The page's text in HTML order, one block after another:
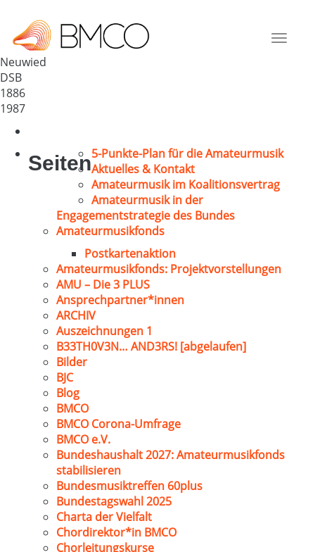
Toggle
Deutschland
56567
Neuwied
DSB
1886
1987
Seiten5-Punkte-Plan für die Amateurmusik
Aktuelles & Kontakt
Amateurmusik im Koalitionsvertrag
Amateurmusik in der
Engagementstrategie des Bundes
Amateurmusikfonds
Postkartenaktion
Amateurmusikfonds: Projektvorstellungen
AMU – Die 3 PLUS
Ansprechpartner*innen
ARCHIV
Auszeichnungen 1
B33TH0V3N… AND3RS! [abgelaufen]
Bilder
BJC
Blog
BMCO
BMCO Corona-Umfrage
BMCO e.V.
Bundeshaushalt 2027: Amateurmusikfonds
stabilisieren
Bundesmusiktreffen 60plus
Bundestagswahl 2025
Charta der Vielfalt
Chordirektor*in BMCO
Chorleitungskurse